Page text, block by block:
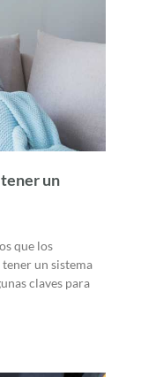
un
que los
un sistema
claves para